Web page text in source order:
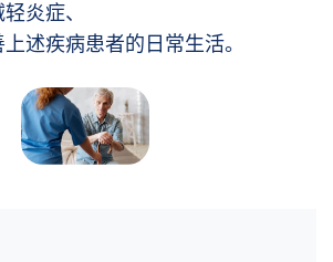
炎症、
述疾病患者的日常生活。